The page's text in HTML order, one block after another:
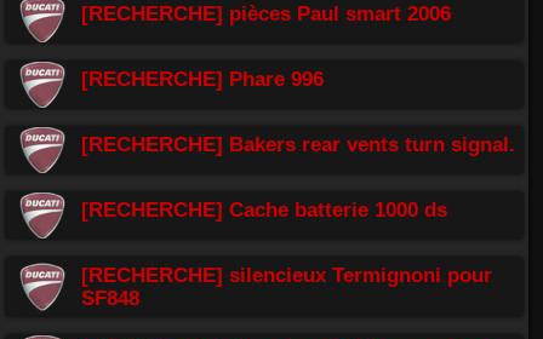
[RECHERCHE] pièces Paul smart 2006
[RECHERCHE] Phare 996
[RECHERCHE] Bakers rear vents turn signal.
[RECHERCHE] Cache batterie 1000 ds
[RECHERCHE] silencieux Termignoni pour
SF848